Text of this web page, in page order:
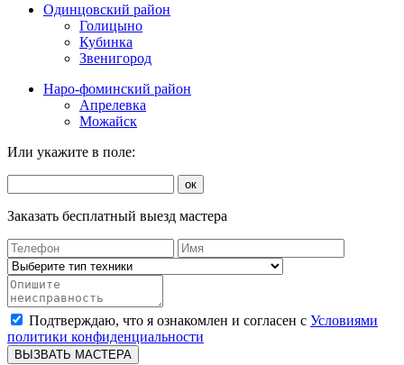
Одинцовский район
Голицыно
Кубинка
Звенигород
Наро-фоминский район
Апрелевка
Можайск
Или укажите в поле:
ок
Заказать бесплатный выезд мастера
Подтверждаю, что я ознакомлен и согласен с Условиями
политики конфиденциальности
ВЫЗВАТЬ МАСТЕРА